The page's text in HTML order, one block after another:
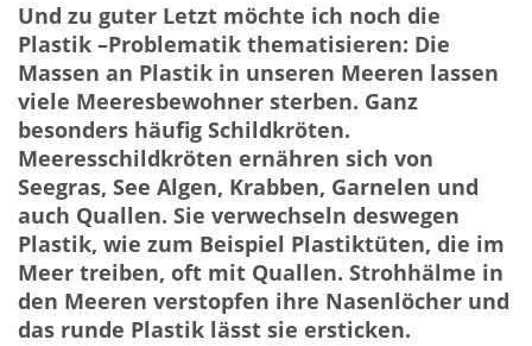
Und zu guter Letzt möchte ich noch die
Plastik –Problematik thematisieren: Die
Massen an Plastik in unseren Meeren lassen
viele Meeresbewohner sterben. Ganz
besonders häufig Schildkröten.
Meeresschildkröten ernähren sich von
Seegras, See Algen, Krabben, Garnelen und
auch Quallen. Sie verwechseln deswegen
Plastik, wie zum Beispiel Plastiktüten, die im
Meer treiben, oft mit Quallen. Strohhälme in
den Meeren verstopfen ihre Nasenlöcher und
das runde Plastik lässt sie ersticken.